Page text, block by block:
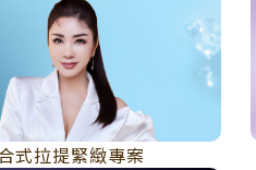
式拉提緊緻專案